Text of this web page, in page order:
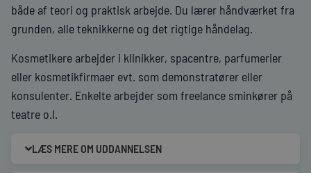
både af teori og praktisk arbejde. Du lærer håndværket fra
grunden, alle teknikkerne og det rigtige håndelag.
Kosmetikere arbejder i klinikker, spacentre, parfumerier
eller kosmetikfirmaer evt. som demonstratører eller
konsulenter. Enkelte arbejder som freelance sminkører på
teatre o.l.
LÆS MERE OM UDDANNELSEN